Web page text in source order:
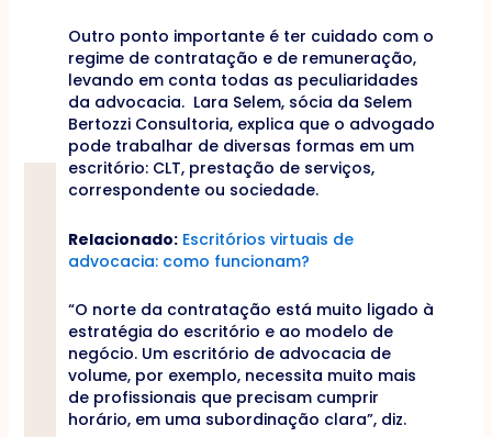
Outro ponto importante é ter cuidado com o
regime de contratação e de remuneração,
levando em conta todas as peculiaridades
da advocacia. Lara Selem, sócia da Selem
Bertozzi Consultoria, explica que o advogado
pode trabalhar de diversas formas em um
escritório: CLT, prestação de serviços,
correspondente ou sociedade.
Relacionado: Escritórios virtuais de
advocacia: como funcionam?
“O norte da contratação está muito ligado à
estratégia do escritório e ao modelo de
negócio. Um escritório de advocacia de
volume, por exemplo, necessita muito mais
de profissionais que precisam cumprir
horário, em uma subordinação clara”, diz.